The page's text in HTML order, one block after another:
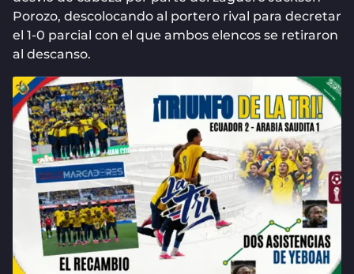
Porozo, descolocando al portero rival para decretar
el 1-0 parcial con el que ambos elencos se retiraron
al descanso.